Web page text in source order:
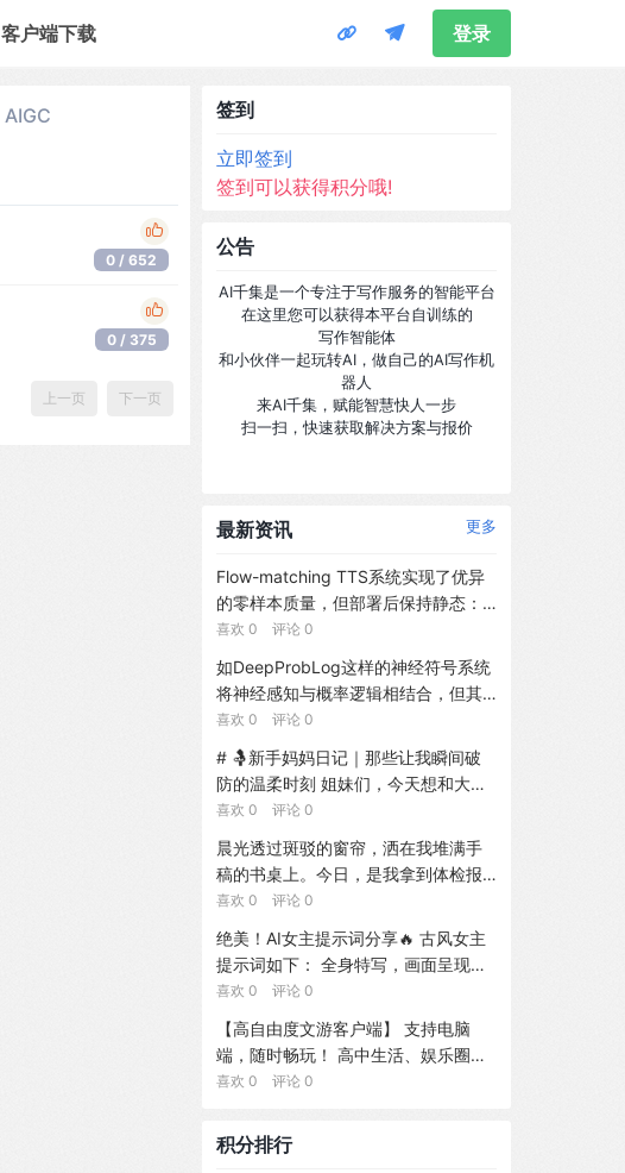
客户端下载 登录
AIGC
0 / 652
0 / 375
上一页 下一页
签到
立即签到
签到可以获得积分哦!
公告
AI千集是一个专注于写作服务的智能平台
在这里您可以获得本平台自训练的
写作智能体
和小伙伴一起玩转AI，做自己的AI写作机
器人
来AI千集，赋能智慧快人一步
扫一扫，快速获取解决方案与报价
最新资讯 更多
Flow-matching TTS系统实现了优异
的零样本质量，但部署后保持静态：
除非重新训练，词汇外专有名词的发
音错误将持续存在。我们引入FlowEdi
t，一种面向冻结Flow-matching TTS
的终身适应框架，将发音纠正作为潜
在条件编辑而非权重更新进行学习。
提供纠正反馈时，FlowEdit优化文本
嵌入空间中的token级扰动，随后将纠
正存储于作为内容可寻址情景记忆的M
odern Hopfield Network。推理时，
通过带有相似性门控的软注意力检索
纠正，以实现模糊形态匹配。在我们
词的基准上，相较于零样本基线，Flo
wEdit将目标词音素错误率降低了92.
7%，同时保持同等的一般语音质量。
单块GPU上完成纠正约耗时15秒。
喜欢 0 评论 0
如DeepProbLog这样的神经符号系统
将神经感知与概率逻辑相结合，但其
标准推理为关联推理。反事实推理还
需要针对干预与证据的因果语义。我
们引入了DeepSWIP，这是一种针对D
eepProbLog程序的单世界反事实语
义。利用神经具化，我们将固定上下
文的神经谓词转化为普通的ProbLog
选择，应用单世界干预程序（SWIP
s），并通过在单个变换程序上进行加
权模型计数（WMC）来计算反事实。
在有限实例化与唯一支持模型假设
下，DeepSWIP相对于已学习的具化F
商-WMC形式识别了活跃的神经概
率，并解释了干预清理、校准敏感性
与稀有证据不稳定性。在MPI3D上的
与12,000个查询的表现符合预测，且
喜欢 0 评论 0
# 🤱新手妈妈日记｜那些让我瞬间破
防的温柔时刻 姐妹们，今天想和大家
分享一下当妈后的真实感受～ --- ##
👶 从手忙脚乱到渐入佳境 还记得刚生
完宝宝那会儿，换尿布要查攻略、喂
奶要掐着时间、哄睡要抱着走三圈...每
天都在手忙脚乱中度过。 但现在呢？
🥰 - 听哭声就知道宝宝是饿了、困了
还是想抱抱 - 换尿布速度堪比专业护
士 - 一只手抱娃、一只手吃饭已经练
到炉火纯青 原来，母爱真的是一种本
能，也是一场温柔的修行。 --- ## 💫
那些让我瞬间破防的小瞬间 ✨ **凌晨
指...那一刻，所有的疲惫都烟消云散。
喜欢 0 评论 0
晨光透过斑驳的窗帘，洒在我堆满手
稿的书桌上。今日，是我拿到体检报
告的第三天。手边是我改了20遍的小
说手稿，电脑里是我6年的完整创作记
录，手机里是上司张诚刚发来的威胁
信息：「你最好识相点，否则别怪我
不客气。」墙上贴满的手写大纲，似
乎在无声地问我——我还要继续忍下
去吗？我的时间不多了，我的每一个
选择都至关重要。我该选择怎样的觉
更多证据，等待最佳时机再反击 【2】
立即咨询律师，走法律程序，用专业
喜欢 0 评论 0
绝美！AI女主提示词分享🔥 古风女主
提示词如下： 全身特写，画面呈现一
位美得令人屏息的年轻美女，身着一
套极尽华丽的唐代风格汉服。整体色
调以香槟金、薄荷绿及粉色为主。胸
前、衣袖及长长的拖尾上，满布着繁
密精致的金线刺绣，图案为孔雀与牡
根纱面料叠搭而成。发型采用精致传
喜欢 0 评论 0
【高自由度文游客户端】 支持电脑
端，随时畅玩！ 高中生活、娱乐圈、
灵异无限流、宫闱宅院、经营养成等
操作简单～ 这是回合制文游模拟器，
一积分等于一回合剧情或者一次聊
喜欢 0 评论 0
积分排行